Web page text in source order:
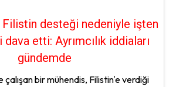
Filistin desteği nedeniyle işten
dava etti: Ayrımcılık iddiaları
gündemde
bir mühendis, Filistin'e verdiği